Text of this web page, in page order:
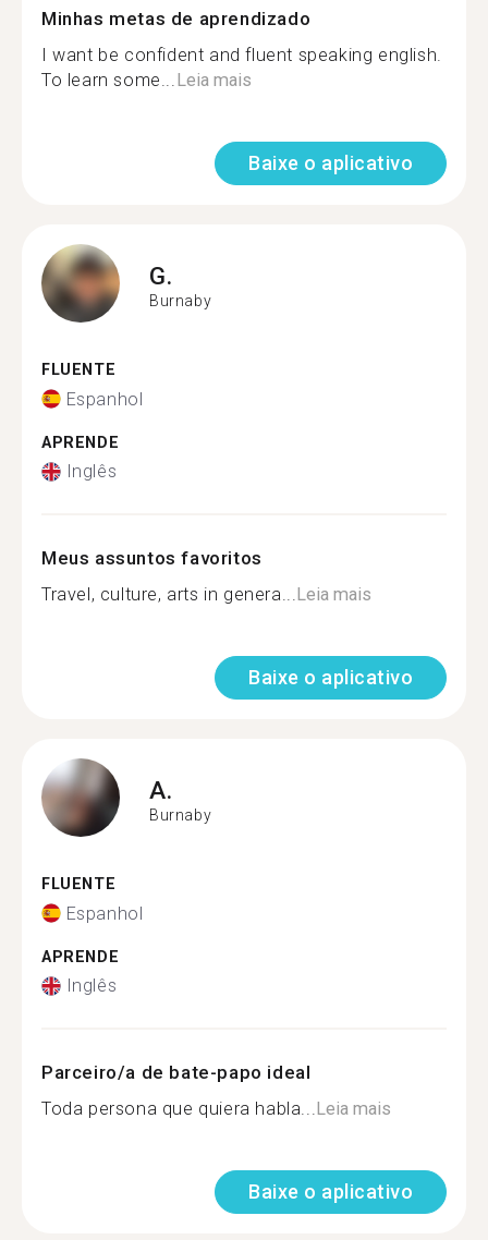
Minhas metas de aprendizado
I want be confident and fluent speaking english.
To learn some...Leia mais
Baixe o aplicativo
G.
Burnaby
FLUENTE
Espanhol
APRENDE
Inglês
Meus assuntos favoritos
Travel, culture, arts in genera...Leia mais
Baixe o aplicativo
A.
Burnaby
FLUENTE
Espanhol
APRENDE
Inglês
Parceiro/a de bate-papo ideal
Toda persona que quiera habla...Leia mais
Baixe o aplicativo